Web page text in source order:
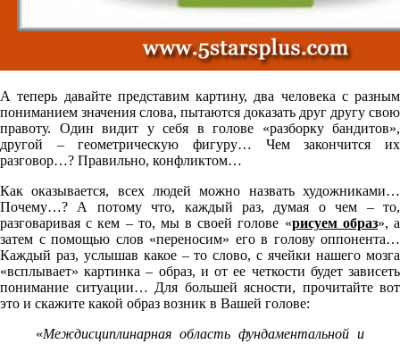
А теперь давайте представим картину, два человека с разным
пониманием значения слова, пытаются доказать друг другу свою
правоту. Один видит у себя в голове «разборку бандитов»,
другой – геометрическую фигуру… Чем закончится их
разговор…? Правильно, конфликтом…
Как оказывается, всех людей можно назвать художниками…
Почему…? А потому что, каждый раз, думая о чем – то,
разговаривая с кем – то, мы в своей голове «рисуем образ», а
затем с помощью слов «переносим» его в голову оппонента…
Каждый раз, услышав какое – то слово, с ячейки нашего мозга
«всплывает» картинка – образ, и от ее четкости будет зависеть
понимание ситуации… Для большей ясности, прочитайте вот
это и скажите какой образ возник в Вашей голове:
«Междисциплинарная область фундаментальной и